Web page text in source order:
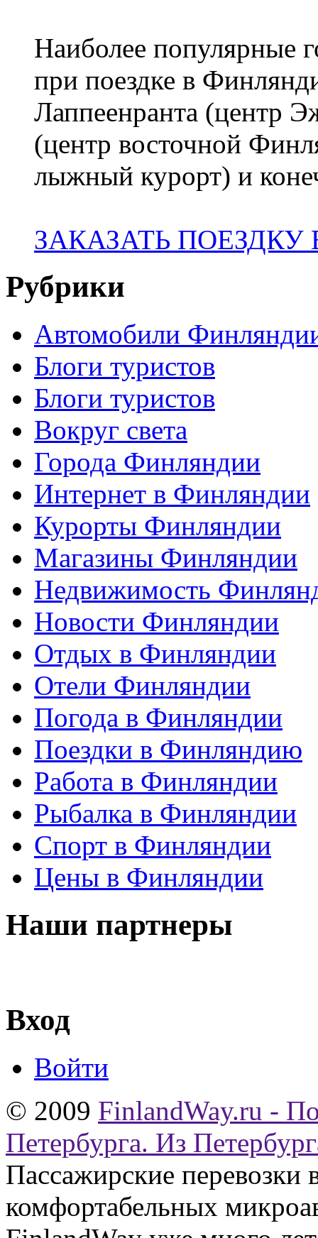
Наиболее популярные
при поездке в
Лаппеенранта (центр
(центр восточной
лыжный курорт) и
ЗАКАЗАТЬ
Рубрики
Автомобили
Блоги туристов
Блоги туристов
Вокруг света
Города Финляндии
Интернет в Финляндии
Курорты Финляндии
Магазины Финляндии
Недвижимость
Новости Финляндии
Отдых в Финляндии
Отели Финляндии
Погода в Финляндии
Поездки в Финляндию
Работа в Финляндии
Рыбалка в Финляндии
Спорт в Финляндии
Цены в Финляндии
Наши партнеры
Вход
Войти
© 2009 FinlandWay.ru -
Петербурга. Из
Пассажирские
комфортабельных